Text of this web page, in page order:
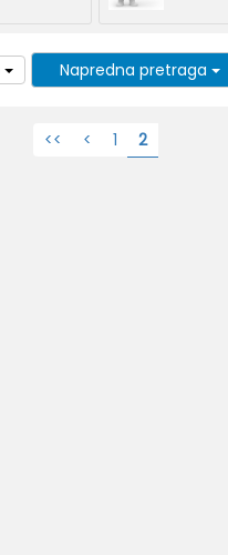
Napredna pretraga
<< < 1 2